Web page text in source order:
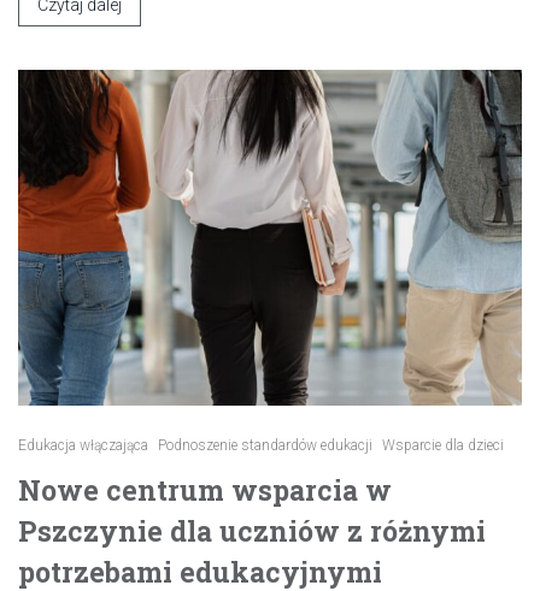
Czytaj dalej
Edukacja włączająca Podnoszenie standardów edukacji Wsparcie dla dzieci
Nowe centrum wsparcia w
Pszczynie dla uczniów z różnymi
potrzebami edukacyjnymi